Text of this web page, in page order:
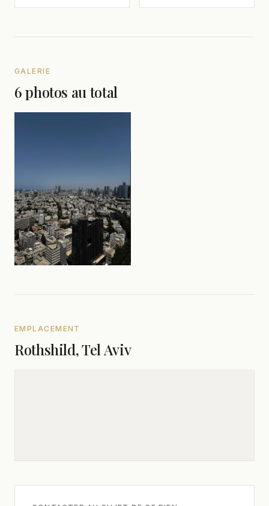
GALERIE
6 photos au total
EMPLACEMENT
Rothshild, Tel Aviv